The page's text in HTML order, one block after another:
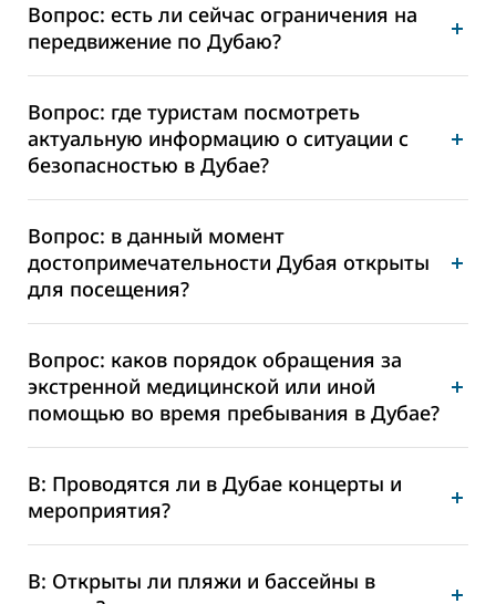
Вопрос: есть ли сейчас ограничения на
передвижение по Дубаю?
Вопрос: где туристам посмотреть
актуальную информацию о ситуации с
безопасностью в Дубае?
Вопрос: в данный момент
достопримечательности Дубая открыты
для посещения?
Вопрос: каков порядок обращения за
экстренной медицинской или иной
помощью во время пребывания в Дубае?
В: Проводятся ли в Дубае концерты и
мероприятия?
В: Открыты ли пляжи и бассейны в